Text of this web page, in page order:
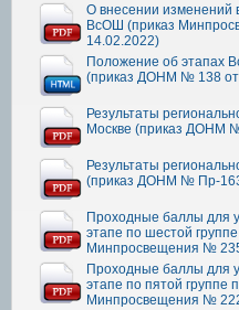
О внесении изменений
ВсОШ (приказ
14.02.2022)
Положение об этапах
(приказ ДОНМ № 138 от
Результаты
Москве (приказ ДОНМ
Результаты
(приказ ДОНМ № Пр-
Проходные баллы для
этапе по шестой
Минпросвещения №
Проходные баллы для
этапе по пятой группе
Минпросвещения №